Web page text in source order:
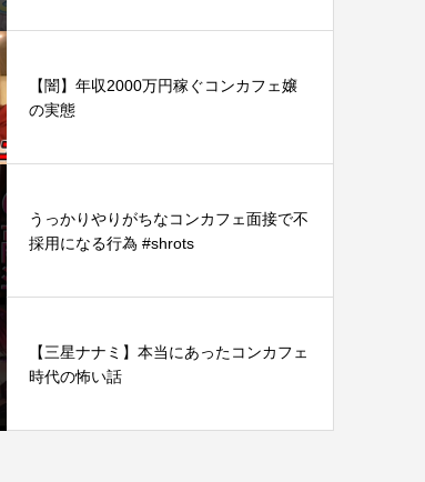
【闇】年収2000万円稼ぐコンカフェ嬢
の実態
うっかりやりがちなコンカフェ面接で不
採用になる行為 #shrots
【三星ナナミ】本当にあったコンカフェ
時代の怖い話